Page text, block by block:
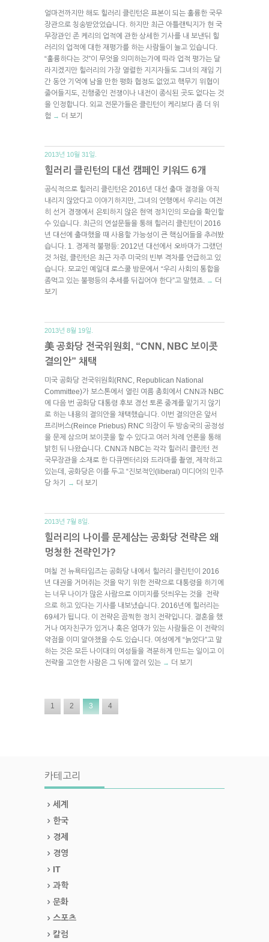
얼마전까지만 해도 힐러리 클린턴은 표본이 되는 훌륭한 국무
장관으로 칭송받았었습니다. 하지만 최근 아틀랜틱지가 현 국
무장관인 존 케리의 업적에 관한 상세한 기사를 내 보낸뒤 힐
러리의 업적에 대한 재평가를 하는 사람들이 늘고 있습니다.
“훌륭하다는 것”이 무엇을 의미하는가에 따라 업적 평가는 달
라지겠지만 힐러리의 가장 열렬한 지지자들도 그녀의 재임 기
간 동안 기억에 남을 만한 평화 협정도 없었고 핵무기 위협이
줄어들지도, 진행중인 전쟁이나 내전이 종식된 곳도 없다는 것
을 인정합니다. 외교 전문가들은 클린턴이 케리보다 좀 더 위
험 → 더 보기
2013년 10월 31일.
힐러리 클린턴의 대선 캠페인 키워드 6개
공식적으로 힐러리 클린턴은 2016년 대선 출마 결정을 아직
내리지 않았다고 이야기하지만, 그녀의 언행에서 우리는 여전
히 선거 경쟁에서 은퇴하지 않은 현역 정치인의 모습을 확인할
수 있습니다. 최근의 연설문들을 통해 힐러리 클린턴이 2016
년 대선에 출마했을 때 사용할 가능성이 큰 핵심어들을 추려봤
습니다. 1. 경제적 불평등: 2012년 대선에서 오바마가 그랬던
것 처럼, 클린턴은 최근 자주 미국의 빈부 격차를 언급하고 있
습니다. 모교인 예일대 로스쿨 방문에서 “우리 사회의 통합을
좀먹고 있는 불평등의 추세를 뒤집어야 한다”고 말했죠.
→ 더
보기
2013년 8월 19일.
美 공화당 전국위원회, “CNN, NBC 보이콧
결의안” 채택
미국 공화당 전국위원회(RNC, Republican National
Committee)가 보스톤에서 열린 여름 총회에서 CNN과 NBC
에 다음 번 공화당 대통령 후보 경선 토론 중계를 맡기지 않기
로 하는 내용의 결의안을 채택했습니다. 이번 결의안은 앞서
프리버스(Reince Priebus) RNC 의장이 두 방송국의 공정성
을 문제 삼으며 보이콧을 할 수 있다고 여러 차례 언론을 통해
밝힌 뒤 나왔습니다. CNN과 NBC는 각각 힐러리 클린턴 전
국무장관을 소재로 한 다큐멘터리와 드라마를 촬영, 제작하고
있는데, 공화당은 이를 두고 “진보적인(liberal) 미디어의 민주
당 차기
→ 더 보기
2013년 7월 8일.
힐러리의 나이를 문제삼는 공화당 전략은 왜
멍청한 전략인가?
며칠 전 뉴욕타임즈는 공화당 내에서 힐러리 클린턴이 2016
년 대권을 거머쥐는 것을 막기 위한 전략으로 대통령을 하기에
는 너무 나이가 많은 사람으로 이미지를 덧씌우는 것을 전략
으로 하고 있다는 기사를 내보냈습니다. 2016년에 힐러리는
69세가 됩니다. 이 전략은 끔찍한 정치 전략입니다. 결혼을 했
거나 여자친구가 있거나 혹은 엄마가 있는 사람들은 이 전략의
약점을 이미 알아챘을 수도 있습니다. 여성에게 “늙었다”고 말
하는 것은 모든 나이대의 여성들을 격분하게 만드는 일이고 이
전략을 고안한 사람은 그 뒤에 깔려 있는 → 더 보기
1 2 3 4
카테고리
세계
한국
경제
경영
IT
과학
문화
스포츠
칼럼